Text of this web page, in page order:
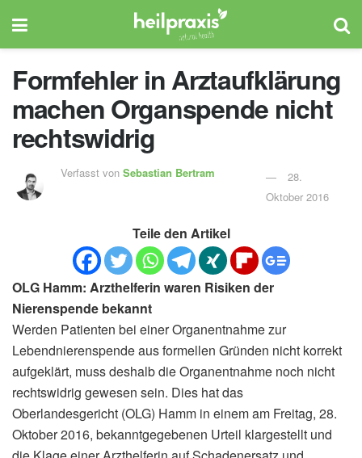
Formfehler in Arztaufklärung
machen Organspende nicht
rechtswidrig
Verfasst vonSebastian Bertram
28.
Oktober 2016
Teile den Artikel
OLG Hamm: Arzthelferin waren Risiken der
Nierenspende bekannt
Werden Patienten bei einer Organentnahme zur
Lebendnierenspende aus formellen Gründen nicht korrekt
aufgeklärt, muss deshalb die Organentnahme noch nicht
rechtswidrig gewesen sein. Dies hat das
Oberlandesgericht (OLG) Hamm in einem am Freitag, 28.
Oktober 2016, bekanntgegebenen Urteil klargestellt und